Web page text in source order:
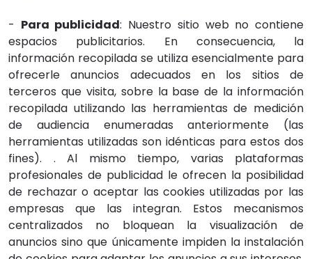
- Para publicidad: Nuestro sitio web no contiene
espacios publicitarios. En consecuencia, la
información recopilada se utiliza esencialmente para
ofrecerle anuncios adecuados en los sitios de
terceros que visita, sobre la base de la información
recopilada utilizando las herramientas de medición
de audiencia enumeradas anteriormente (las
herramientas utilizadas son idénticas para estos dos
fines). . Al mismo tiempo, varias plataformas
profesionales de publicidad le ofrecen la posibilidad
de rechazar o aceptar las cookies utilizadas por las
empresas que las integran. Estos mecanismos
centralizados no bloquean la visualización de
anuncios sino que únicamente impiden la instalación